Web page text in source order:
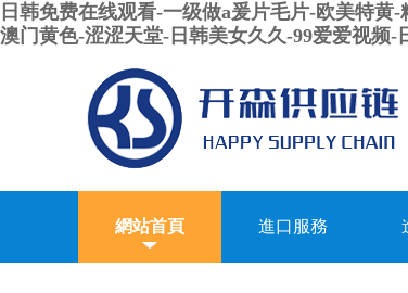
日韩免费在线观看-一级做a爰片毛片-欧美特
澳门黄色-涩涩天堂-日韩美女久久-99爱爱视频
網站首頁 進口服務